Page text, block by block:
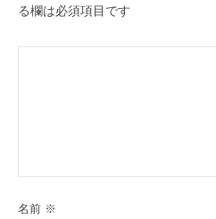
る欄は必須項目です
名前 ※